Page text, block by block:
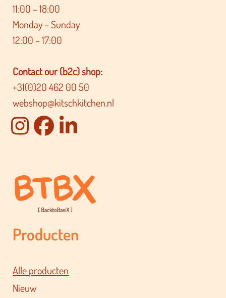
11:00 – 18:00
Monday – Sunday
12:00 – 17:00
Contact our (b2c) shop:
+31(0)20 462 00 50
webshop@kitschkitchen.nl
Producten
Alle producten
Nieuw